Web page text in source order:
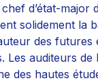
d’état-major
solidement la
des futures
Les auditeurs de
des hautes